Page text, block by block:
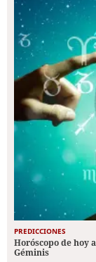
PREDICCIONES
Horóscopo de hoy
Géminis